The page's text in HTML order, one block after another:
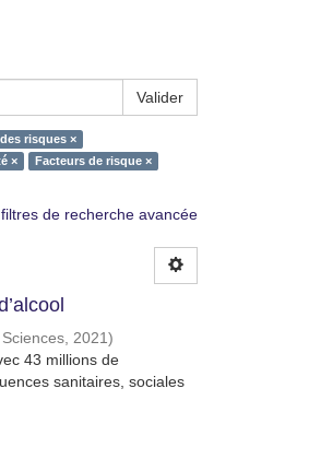
Valider
risques ×
×
Facteurs de risque ×
de recherche avancée
, 2021)
43 millions de
sanitaires, sociales